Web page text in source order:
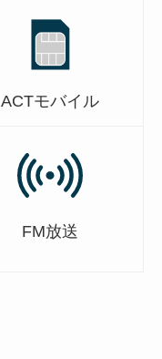
ACTモバイル
FM放送